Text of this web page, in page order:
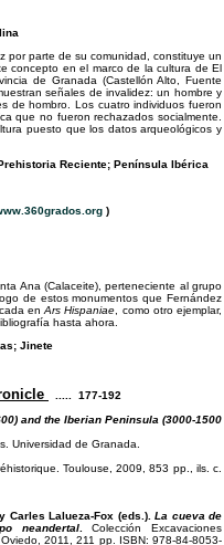
por parte de su comunidad, constituye un
concepto en el marco de la cultura de El
de Granada (Castellón Alto, Fuente
señales de invalidez: un hombre y
de hombro. Los cuatro individuos fueron
que no fueron rechazados socialmente.
puesto que los datos arqueológicos y
Reciente; Península Ibérica
)
Ana (Calaceite), perteneciente al grupo
de estos monumentos que Fernández
enArs Hispaniae , como otro ejemplar,
hasta ahora.
Jinete
..... 177-192
and the Iberian Peninsula (3000-1500
Universidad de Granada.
Toulouse, 2009, 853 pp., ils. c.
Lalueza-Fox (eds.). La cueva de
neandertal.
Colección Excavaciones
2011, 211 pp. ISBN: 978-84-8053-